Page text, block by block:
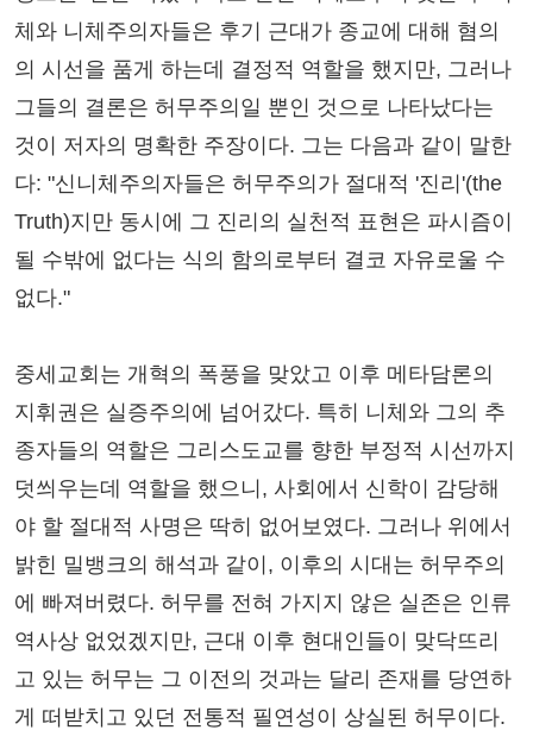
체와 니체주의자들은 후기 근대가 종교에 대해 혐의
의 시선을 품게 하는데 결정적 역할을 했지만, 그러나
그들의 결론은 허무주의일 뿐인 것으로 나타났다는
것이 저자의 명확한 주장이다. 그는 다음과 같이 말한
다: "신니체주의자들은 허무주의가 절대적 '진리'(the
Truth)지만 동시에 그 진리의 실천적 표현은 파시즘이
될 수밖에 없다는 식의 함의로부터 결코 자유로울 수
없다."
중세교회는 개혁의 폭풍을 맞았고 이후 메타담론의
지휘권은 실증주의에 넘어갔다. 특히 니체와 그의 추
종자들의 역할은 그리스도교를 향한 부정적 시선까지
덧씌우는데 역할을 했으니, 사회에서 신학이 감당해
야 할 절대적 사명은 딱히 없어보였다. 그러나 위에서
밝힌 밀뱅크의 해석과 같이, 이후의 시대는 허무주의
에 빠져버렸다. 허무를 전혀 가지지 않은 실존은 인류
역사상 없었겠지만, 근대 이후 현대인들이 맞닥뜨리
고 있는 허무는 그 이전의 것과는 달리 존재를 당연하
게 떠받치고 있던 전통적 필연성이 상실된 허무이다.